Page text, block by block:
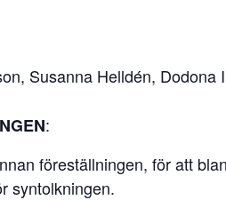
Susanna Helldén,
:
föreställningen, för att
syntolkningen.